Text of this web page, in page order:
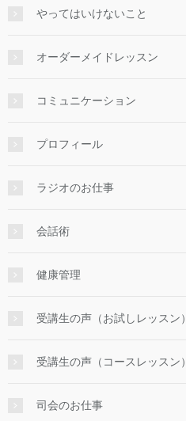
やってはいけないこと
オーダーメイドレッスン
コミュニケーション
プロフィール
ラジオのお仕事
会話術
健康管理
受講生の声（お試しレッスン）
受講生の声（コースレッスン）
司会のお仕事